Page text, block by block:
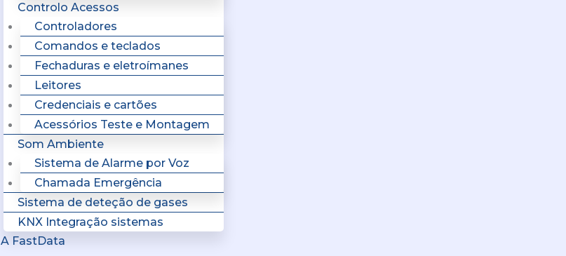
Controlo Acessos
Controladores
Comandos e teclados
Fechaduras e eletroímanes
Leitores
Credenciais e cartões
Acessórios Teste e Montagem
Som Ambiente
Sistema de Alarme por Voz
Chamada Emergência
Sistema de deteção de gases
KNX Integração sistemas
A FastData